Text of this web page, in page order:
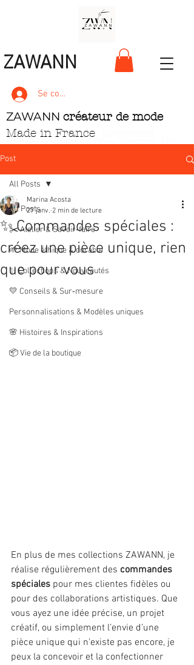
ZAWANN
Se connecter
ZAWANN créateur de mode
Made in France
écoresponsables pour femme. Un
Post
All Posts
✂️ Atelier & Savoir‑faire
🌱 Mode éthique & durable
✨ Collections & Nouveautés
💛 Conseils & Sur‑mesure
Personnalisations & Modèles uniques
🌸 Histoires & Inspirations
📦 Vie de la boutique
All Posts
✨ Commandes spéciales :
créez une pièce unique, rien
que pour vous
Marina Acosta
27 janv. 2 min de lecture
En plus de mes collections ZAWANN, je
réalise régulièrement des commandes
spéciales pour mes clientes fidèles ou
pour des collaborations artistiques. Que
vous ayez une idée précise, un projet
créatif, ou simplement l’envie d’une
pièce unique qui n’existe pas encore, je
peux la concevoir et la confectionner